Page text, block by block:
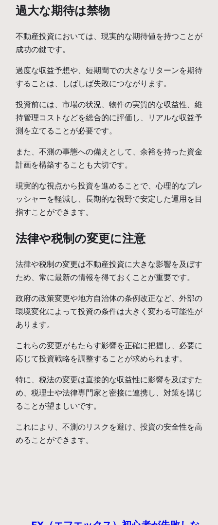
過大な期待は禁物
不動産投資においては、現実的な期待値を持つことが
成功の鍵です。
過度な収益予想や、短期間での大きなリターンを期待
することは、しばしば失敗につながります。
投資前には、市場の状況、物件の実質的な収益性、維
持管理コストなどを総合的に評価し、リアルな収益予
測を立てることが必要です。
また、不測の事態への備えとして、余裕を持った資金
計画を構築することも大切です。
現実的な視点から投資を進めることで、心理的なプレ
ッシャーを軽減し、長期的な視野で安定した運用を目
指すことができます。
法律や税制の変更に注意
法律や税制の変更は不動産投資に大きな影響を及ぼす
ため、常に最新の情報を得ておくことが重要です。
政府の政策変更や地方自治体の条例改正など、外部の
環境変化によって投資の条件は大きく変わる可能性が
あります。
これらの変更がもたらす影響を正確に把握し、必要に
応じて投資戦略を調整することが求められます。
特に、税法の変更は直接的な収益性に影響を及ぼすた
め、税理士や法律専門家と密接に連携し、対策を講じ
ることが望ましいです。
これにより、不測のリスクを避け、投資の安全性を高
めることができます。